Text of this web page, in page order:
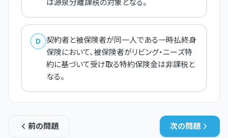
は源泉分離課税の対象となる。
D
契約者と被保険者が同一人である一時払終身
保険において、被保険者がリビング・ニーズ特
約に基づいて受け取る特約保険金は非課税と
なる。
前の問題 次の問題